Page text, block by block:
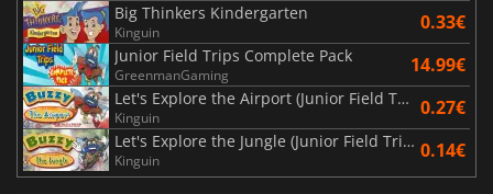
Big Thinkers Kindergarten
Kinguin 0.33€
Junior Field Trips Complete Pack
GreenmanGaming 14.99€
Let's Explore the Airport (Junior Field Trips)
Kinguin 0.27€
Let's Explore the Jungle (Junior Field Trips)
Kinguin 0.14€